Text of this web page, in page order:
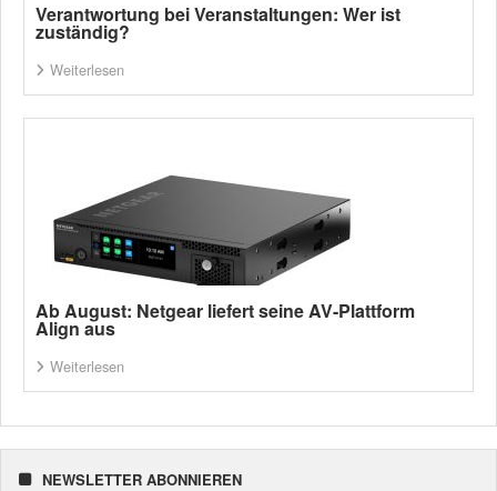
Verantwortung bei Veranstaltungen: Wer ist
zuständig?
Weiterlesen
Ab August: Netgear liefert seine AV-Plattform
Align aus
Weiterlesen
NEWSLETTER ABONNIEREN